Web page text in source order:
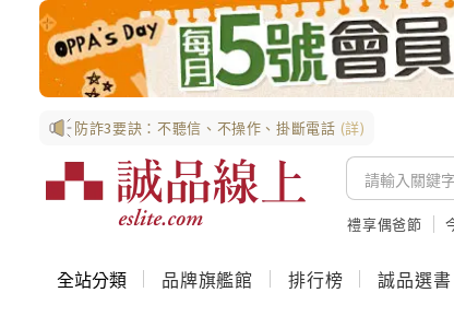
防詐3要訣：不聽信、不操作、掛斷電話 (詳)
禮享偶爸節
全站分類 品牌旗艦館 排行榜 誠品選書